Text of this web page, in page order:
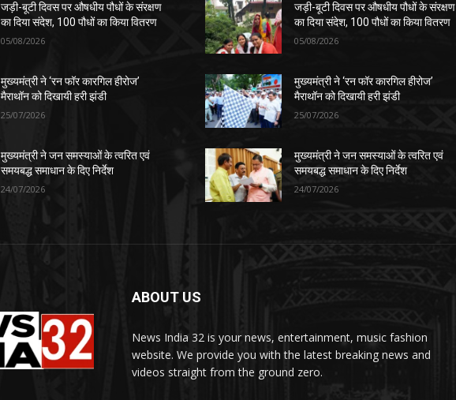
जड़ी-बूटी दिवस पर औषधीय पौधों के संरक्षण
का दिया संदेश, 100 पौधों का किया वितरण
05/08/2026
मुख्यमंत्री ने ‘रन फॉर कारगिल हीरोज’
मैराथॉन को दिखायी हरी झंडी
25/07/2026
मुख्यमंत्री ने जन समस्याओं के त्वरित एवं
समयबद्ध समाधान के दिए निर्देश
24/07/2026
जड़ी-बूटी दिवस पर औषधीय पौधों के संरक्षण
का दिया संदेश, 100 पौधों का किया वितरण
05/08/2026
मुख्यमंत्री ने ‘रन फॉर कारगिल हीरोज’
मैराथॉन को दिखायी हरी झंडी
25/07/2026
मुख्यमंत्री ने जन समस्याओं के त्वरित एवं
समयबद्ध समाधान के दिए निर्देश
24/07/2026
ABOUT US
News India 32 is your news, entertainment, music fashion
website. We provide you with the latest breaking news and
videos straight from the ground zero.